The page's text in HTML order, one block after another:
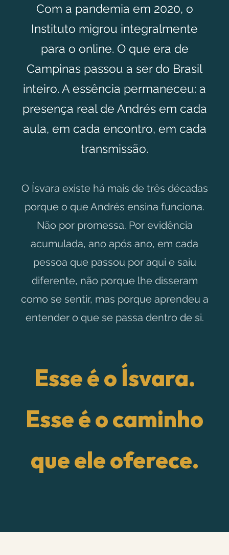
Com a pandemia em 2020, o
Instituto migrou integralmente
para o online. O que era de
Campinas passou a ser do Brasil
inteiro. A essência permaneceu: a
presença real de Andrés em cada
aula, em cada encontro, em cada
transmissão.
O Ísvara existe há mais de três décadas
porque o que Andrés ensina funciona.
Não por promessa. Por evidência
acumulada, ano após ano, em cada
pessoa que passou por aqui e saiu
diferente, não porque lhe disseram
como se sentir, mas porque aprendeu a
entender o que se passa dentro de si.
Esse é o Ísvara.
Esse é o caminho
que ele oferece.